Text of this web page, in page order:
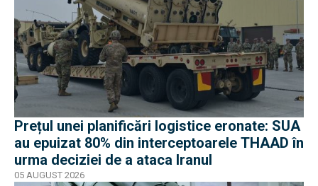
Prețul unei planificări logistice eronate: SUA
au epuizat 80% din interceptoarele THAAD în
urma deciziei de a ataca Iranul
05 AUGUST 2026